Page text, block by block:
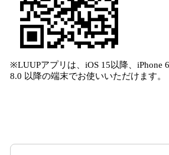
※LUUPアプリは、iOS 15以降、iPhone
8.0 以降の端末でお使いいただけます。